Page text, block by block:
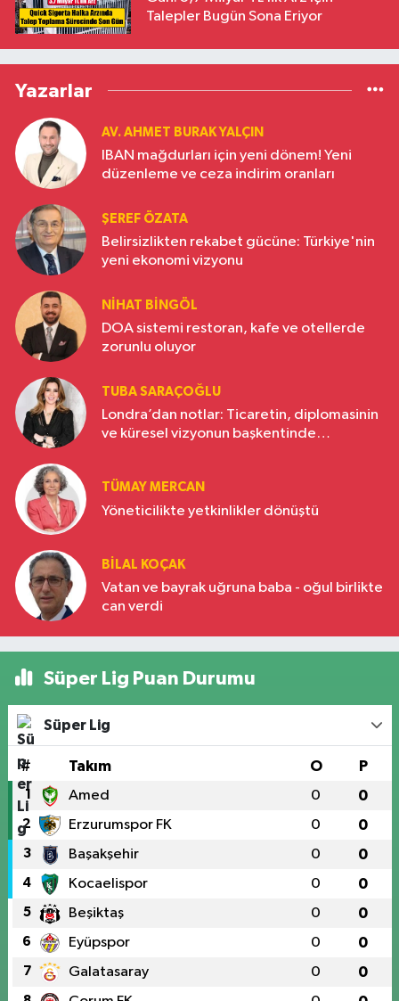
Talepler Bugün Sona Eriyor
Yazarlar
AV. AHMET BURAK YALÇIN
IBAN mağdurları için yeni dönem! Yeni
düzenleme ve ceza indirim oranları
ŞEREF ÖZATA
Belirsizlikten rekabet gücüne: Türkiye'nin
yeni ekonomi vizyonu
NIHAT BINGÖL
DOA sistemi restoran, kafe ve otellerde
zorunlu oluyor
TUBA SARAÇOĞLU
Londra’dan notlar: Ticaretin, diplomasinin
ve küresel vizyonun başkentinde
TÜMAY MERCAN
Yöneticilikte yetkinlikler dönüştü
BILAL KOÇAK
Vatan ve bayrak uğruna baba - oğul birlikte
can verdi
Süper Lig Puan Durumu
Süper Lig
# Takım O P
1 Amed 0 0
2 Erzurumspor FK 0 0
3 Başakşehir 0 0
4 Kocaelispor 0 0
5 Beşiktaş 0 0
6 Eyüpspor 0 0
7 Galatasaray 0 0